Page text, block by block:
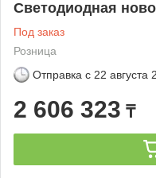
Светодиодная
Под заказ
Розница
Отправка с 22 августа
2 606 323 ₸